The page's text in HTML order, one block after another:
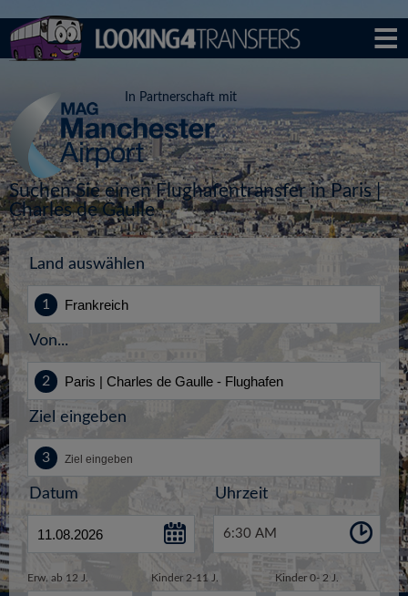
In Partnerschaft mit
Suchen Sie einen Flughafentransfer in Paris |
Charles de Gaulle
Land auswählen
Von...
Ziel eingeben
Datum Uhrzeit
6:30 AM
Erw. ab 12 J. Kinder 2-11 J. Kinder 0- 2 J.